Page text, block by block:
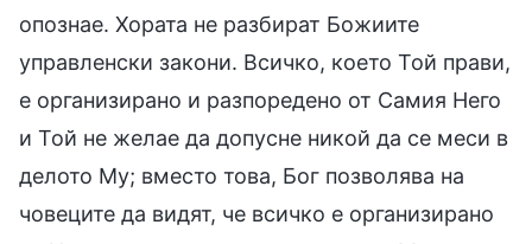
опознае. Хората не разбират Божиите
управленски закони. Всичко, което Той прави,
е организирано и разпоредено от Самия Него
и Той не желае да допусне никой да се меси в
делото Му; вместо това, Бог позволява на
човеците да видят, че всичко е организирано